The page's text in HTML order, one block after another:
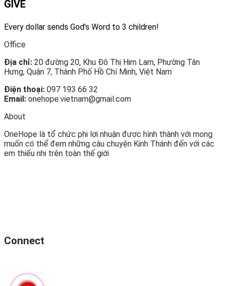
GIVE
Every dollar sends God’s Word to 3 children!
Office
Địa chỉ: 20 đường 20, Khu Đô Thị Him Lam, Phường Tân
Hưng, Quận 7, Thành Phố Hồ Chí Minh, Việt Nam
Điện thoại: 097 193 66 32
Email: onehope.vietnam@gmail.com
About
OneHope là tổ chức phi lợi nhuận được hình thành với mong
muốn có thể đem những câu chuyện Kinh Thánh đến với các
em thiếu nhi trên toàn thế giới
Connect